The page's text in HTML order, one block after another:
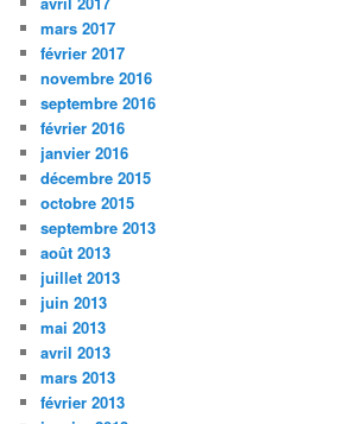
mars 2017
février 2017
novembre 2016
septembre 2016
février 2016
janvier 2016
décembre 2015
octobre 2015
septembre 2013
août 2013
juillet 2013
juin 2013
mai 2013
avril 2013
mars 2013
février 2013